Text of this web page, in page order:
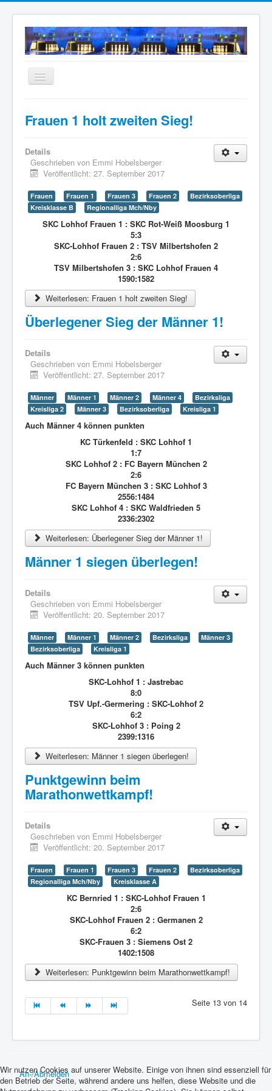
Navigation
an/aus
Neuigkeiten
Mannschaften
Termine
Wir über uns
Anfahrt
Intern
Archiv
Frauen 1 holt zweiten Sieg!
Details
Geschrieben von Emmi Hobelsberger
Veröffentlicht: 27. September 2017
Frauen Frauen 1 Frauen 3 Frauen 2
Bezirksoberliga
Kreisklasse B
Regionalliga Mch/Nby
SKC Lohhof Frauen 1 : SKC Rot-Weiß Moosburg 1
5:3
SKC-Lohhof Frauen 2 : TSV Milbertshofen 2
2:6
TSV Milbertshofen 3 : SKC Lohhof Frauen 4
1590:1582
Weiterlesen: Frauen 1 holt zweiten Sieg!
Überlegener Sieg der Männer 1!
Details
Geschrieben von Emmi Hobelsberger
Veröffentlicht: 27. September 2017
Männer Männer 1 Männer 2 Männer 4
Bezirksliga
Kreisliga 2
Männer 3 Bezirksoberliga Kreisliga 1
Auch Männer 4 können punkten
KC Türkenfeld : SKC Lohhof 1
1:7
SKC Lohhof 2 : FC Bayern München 2
2:6
FC Bayern München 3 : SKC Lohhof 3
2556:1484
SKC Lohhof 4 : SKC Waldfrieden 5
2336:2302
Weiterlesen: Überlegener Sieg der Männer 1!
Männer 1 siegen überlegen!
Details
Geschrieben von Emmi Hobelsberger
Veröffentlicht: 20. September 2017
Männer Männer 1 Männer 2 Bezirksliga
Männer 3
Bezirksoberliga
Kreisliga 1
Auch Männer 3 können punkten
SKC-Lohhof 1 : Jastrebac
8:0
TSV Upf.-Germering : SKC-Lohhof 2
6:2
SKC-Lohhof 3 : Poing 2
2399:1316
Weiterlesen: Männer 1 siegen überlegen!
Punktgewinn beim
Marathonwettkampf!
Details
Geschrieben von Emmi Hobelsberger
Veröffentlicht: 20. September 2017
Frauen Frauen 1 Frauen 3 Frauen 2
Bezirksoberliga
Regionalliga Mch/Nby
Kreisklasse A
KC Bernried 1 : SKC-Lohhof Frauen 1
2:6
SKC-Lohhof Frauen 2 : Germanen 2
6:2
SKC-Frauen 3 : Siemens Ost 2
1402:1508
Weiterlesen: Punktgewinn beim Marathonwettkampf!
Seite 13 von 14
An-/Abmelden
Wir nutzen Cookies auf unserer Website. Einige von ihnen sind essenziell für
den Betrieb der Seite, während andere uns helfen, diese Website und die